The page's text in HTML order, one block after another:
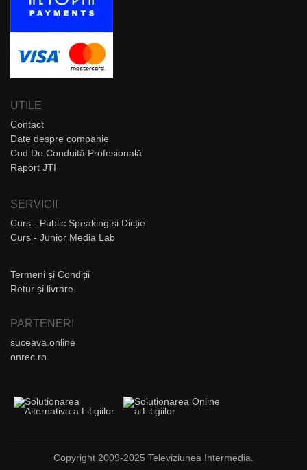
UTILE
Contact
Date despre companie
Cod De Conduită Profesională
Raport JTI
SERVICII
Curs - Public Speaking și Dicție
Curs - Junior Media Lab
Termeni și Condiții
Retur și livrare
PARTENERI
suceava.online
onrec.ro
Copyright 2009-2025 Televiziunea Intermedia.